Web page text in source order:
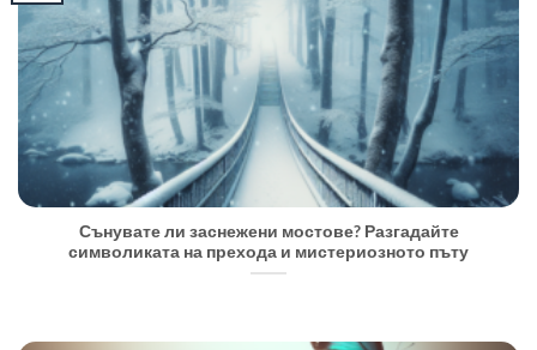
Сънувате ли заснежени мостове? Разгадайте
символиката на прехода и мистериозното пъту